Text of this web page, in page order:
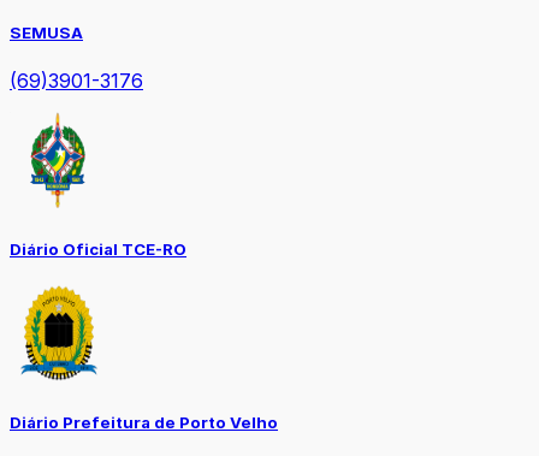
SEMUSA
(69)3901-3176
Diário Oficial TCE-RO
Diário Prefeitura de Porto Velho